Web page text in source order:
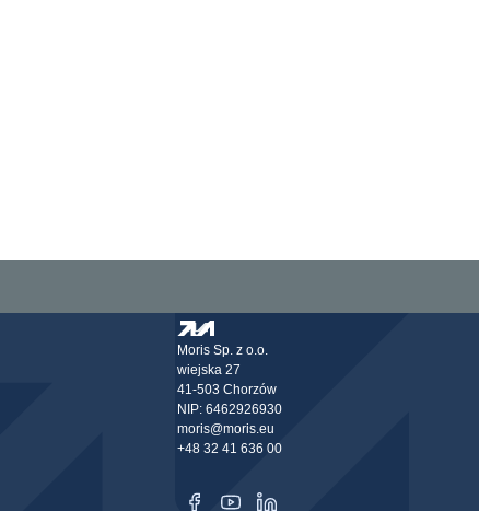
Moris Sp. z o.o.
wiejska 27
41-503 Chorzów
NIP: 6462926930
moris@moris.eu
+48 32 41 636 00